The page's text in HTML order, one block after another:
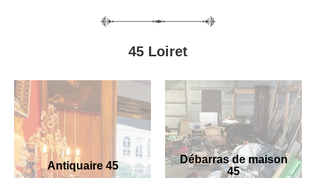
45 Loiret
Antiquaire 45
Débarras de maison
45